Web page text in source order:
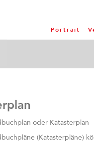
Portrait
oder Katasterplan
(Katasterpläne)